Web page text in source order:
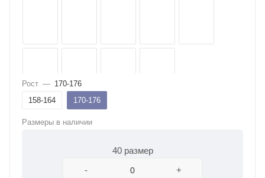
Рост — 170-176
158-164
170-176
Размеры в наличии
40 размер
-
+